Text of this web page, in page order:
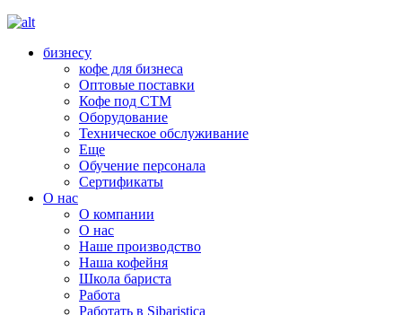
бизнесу
кофе для бизнеса
Оптовые поставки
Кофе под СТМ
Оборудование
Техническое обслуживание
Еще
Обучение персонала
Сертификаты
О нас
O компании
О нас
Наше производство
Наша кофейня
Школа бариста
Работа
Работать в Sibaristica